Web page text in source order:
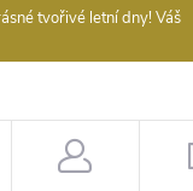
tvořivé letní dny! Váš